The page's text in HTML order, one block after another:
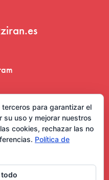
para garantizar el
su uso y mejorar nuestros
cookies, rechazar las no
Política de